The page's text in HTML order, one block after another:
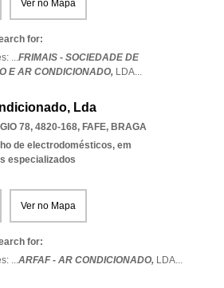
Ver no Mapa
for:
...FRIMAIS - SOCIEDADE DE
E AR CONDICIONADO, LDA...
Lda
78, 4820-168, FAFE, BRAGA
de electrodomésticos, em
especializados
Ver no Mapa
for:
...ARFAF - AR CONDICIONADO, LDA...